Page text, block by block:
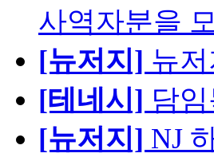
사역자분을
[뉴저지] 뉴
[테네시] 담
[뉴저지] NJ